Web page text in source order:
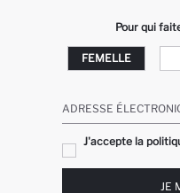
Pour qui
FEMELLE
ADRESSE
J'accepte la
JE